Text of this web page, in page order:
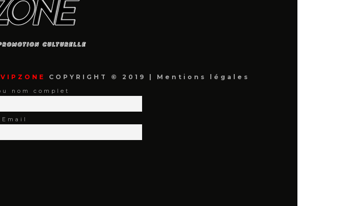
VIPZONE COPYRIGHT © 2019 | Mentions légales
nom complet
Email